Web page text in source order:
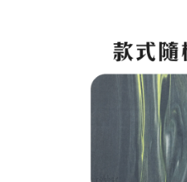
１．透過由恩沛科技股份有限公司提
易，需依本服務之必要範圍內提供個
權轉讓予恩沛科技股份有限公司。
２．關於個人資料處理事宜，請瀏覽以
https://aftee.tw/terms/#terms3
３．未成年的使用者請事先徵得法定代
「AFTEE先享後付」，若未經同意申
每筆NT$100，滿NT$1,000(含以
每筆NT$150，滿NT$1,000(含以上